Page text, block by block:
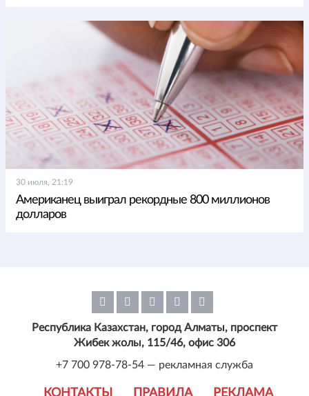
30 июля, 21:19
Американец выиграл рекордные 800 миллионов
долларов
КОНТАКТЫ ПРАВИЛА РЕКЛАМА
Республика Казахстан, город Алматы, проспект
Жибек жолы, 115/46, офис 306
+7 700 978-78-54 — рекламная служба